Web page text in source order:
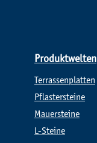
Produktwelten
Terrassenplatten
Pflastersteine
Mauersteine
L-Steine